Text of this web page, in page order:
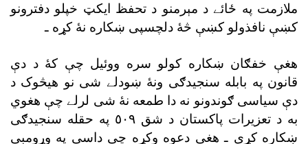
ملازمت په ځائے د مېرمنو د تحفظ ايکټ خپلو دفترونو
کښې نافذولو کښې څۀ دلچسپى ښکاره نۀ کړه ـ
هغې خفګان ښکاره کولو سره ووئيل چې کۀ د دې
قانون په بابله سنجيدګى ونۀ ښودلے شى نو هيڅوک د
دې سياسى ګوندونو نه دا طمعه نۀ شى لرلے چې هغوي
به د تعزيرات پاکستان د شق ٥٠٩ په حقله سنجيدګى
ښکاره کړي ـ هغې دعوه وکړه چې داسې په وړومبى